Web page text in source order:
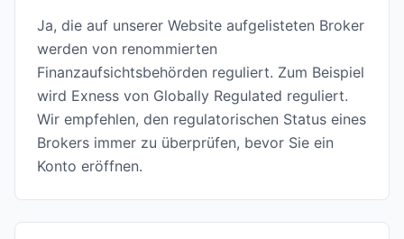
Ja, die auf unserer Website aufgelisteten Broker
werden von renommierten
Finanzaufsichtsbehörden reguliert. Zum Beispiel
wird Exness von Globally Regulated reguliert.
Wir empfehlen, den regulatorischen Status eines
Brokers immer zu überprüfen, bevor Sie ein
Konto eröffnen.